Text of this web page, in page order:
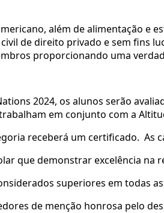
além de alimentação e
de direito privado e sem fins
proporcionando uma
2024, os alunos serão
em conjunto com a
receberá um certificado. As
que demonstrar excelência na
superiores em todas
de menção honrosa pelo